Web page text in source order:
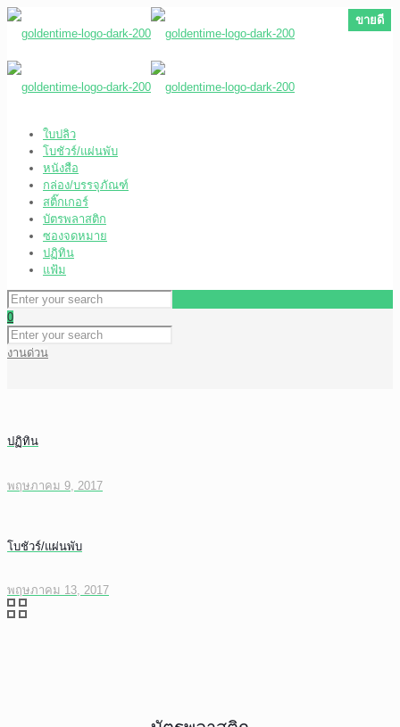
ใบปลิว
โบชัวร์/แผ่นพับ
หนังสือ
กล่อง/บรรจุภัณฑ์
สติ๊กเกอร์
บัตรพลาสติก
ซองจดหมาย
ปฏิทิน
แฟ้ม
0
งานด่วน
ขายดี
ขายดี
ปฏิทิน
พฤษภาคม 9, 2017
ขายดี
ขายดี
โบชัวร์/แผ่นพับ
พฤษภาคม 13, 2017